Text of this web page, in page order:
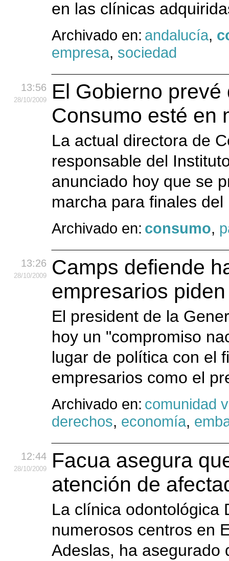
en las clínicas
Archivado en: andalucía,
empresa, sociedad
13:56
28/10/2009
El Gobierno
Consumo esté en
La actual directora de
responsable del
anunciado hoy que se
marcha para finales
Archivado en: consumo,
13:26
28/10/2009
Camps defiende
empresarios
El president de la
hoy un "compromiso
lugar de política con el
empresarios como el
Archivado en: comunidad
derechos, economía,
12:44
28/10/2009
Facua asegura
atención de
La clínica odontológica
numerosos centros en
Adeslas, ha asegurado